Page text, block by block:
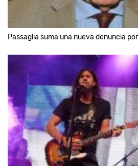
Passaglia suma una nueva denuncia